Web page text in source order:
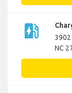
ev_station
3902
NC